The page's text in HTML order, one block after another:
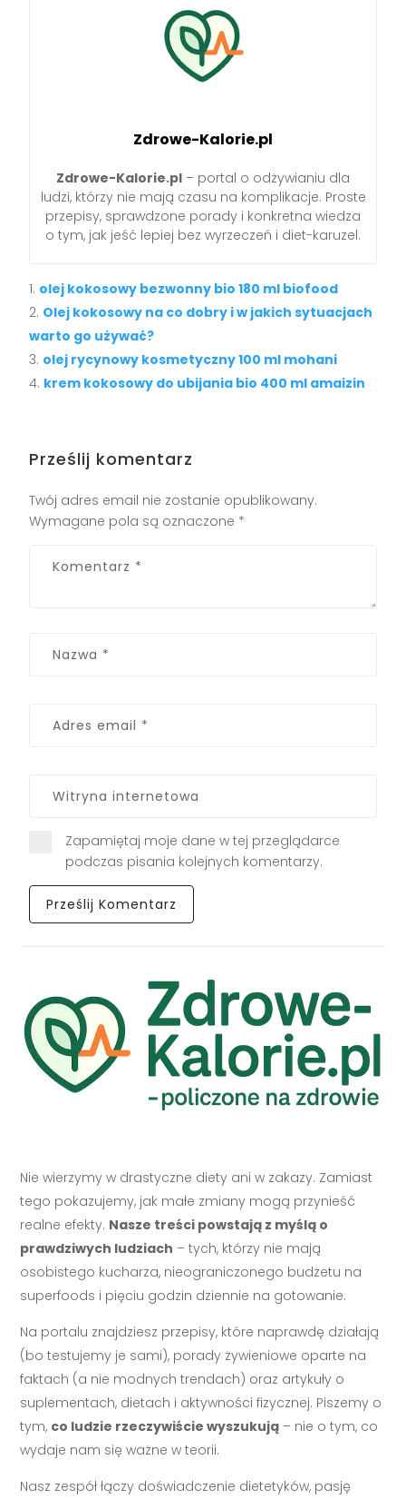
Zdrowe-Kalorie.pl
Zdrowe-Kalorie.pl – portal o odżywianiu dla
ludzi, którzy nie mają czasu na komplikacje. Proste
przepisy, sprawdzone porady i konkretna wiedza
o tym, jak jeść lepiej bez wyrzeczeń i diet-karuzel.
olej kokosowy bezwonny bio 180 ml biofood
Olej kokosowy na co dobry i w jakich sytuacjach
warto go używać?
olej rycynowy kosmetyczny 100 ml mohani
krem kokosowy do ubijania bio 400 ml amaizin
Prześlij komentarz
Twój adres email nie zostanie opublikowany.
Wymagane pola są oznaczone *
Zapamiętaj moje dane w tej przeglądarce
podczas pisania kolejnych komentarzy.
Nie wierzymy w drastyczne diety ani w zakazy. Zamiast
tego pokazujemy, jak małe zmiany mogą przynieść
realne efekty. Nasze treści powstają z myślą o
prawdziwych ludziach – tych, którzy nie mają
osobistego kucharza, nieograniczonego budżetu na
superfoods i pięciu godzin dziennie na gotowanie.
Na portalu znajdziesz przepisy, które naprawdę działają
(bo testujemy je sami), porady żywieniowe oparte na
faktach (a nie modnych trendach) oraz artykuły o
suplementach, dietach i aktywności fizycznej. Piszemy o
tym, co ludzie rzeczywiście wyszukują – nie o tym, co
wydaje nam się ważne w teorii.
Nasz zespół łączy doświadczenie dietetyków, pasję